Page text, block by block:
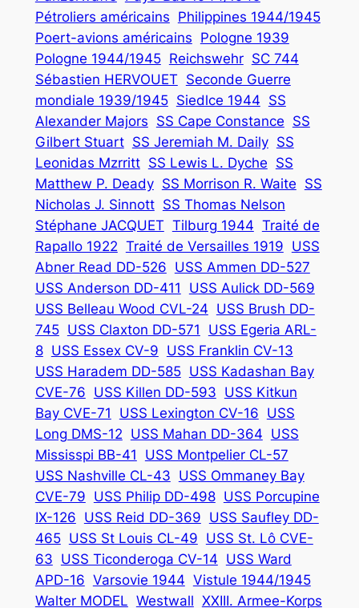
Pétroliers américains Philippines 1944/1945
Poert-avions américains Pologne 1939
Pologne 1944/1945 Reichswehr SC 744
Sébastien HERVOUET Seconde Guerre
mondiale 1939/1945 Siedlce 1944 SS
Alexander Majors SS Cape Constance SS
Gilbert Stuart SS Jeremiah M. Daily SS
Leonidas Mzrritt SS Lewis L. Dyche SS
Matthew P. Deady SS Morrison R. Waite SS
Nicholas J. Sinnott SS Thomas Nelson
Stéphane JACQUET Tilburg 1944 Traité de
Rapallo 1922 Traité de Versailles 1919 USS
Abner Read DD-526 USS Ammen DD-527
USS Anderson DD-411
USS Aulick DD-569
USS Belleau Wood CVL-24 USS Brush DD-
745 USS Claxton DD-571
USS Egeria ARL-
8 USS Essex CV-9 USS Franklin CV-13
USS Haradem DD-585 USS Kadashan Bay
CVE-76 USS Killen DD-593 USS Kitkun
Bay CVE-71
USS Lexington CV-16 USS
Long DMS-12 USS Mahan DD-364 USS
Mississpi BB-41
USS Montpelier CL-57
USS Nashville CL-43 USS Ommaney Bay
CVE-79 USS Philip DD-498 USS Porcupine
IX-126 USS Reid DD-369 USS Saufley DD-
465 USS St Louis CL-49 USS St. Lô CVE-
63 USS Ticonderoga CV-14 USS Ward
APD-16 Varsovie 1944 Vistule 1944/1945
Walter MODEL Westwall XXIII. Armee-Korps